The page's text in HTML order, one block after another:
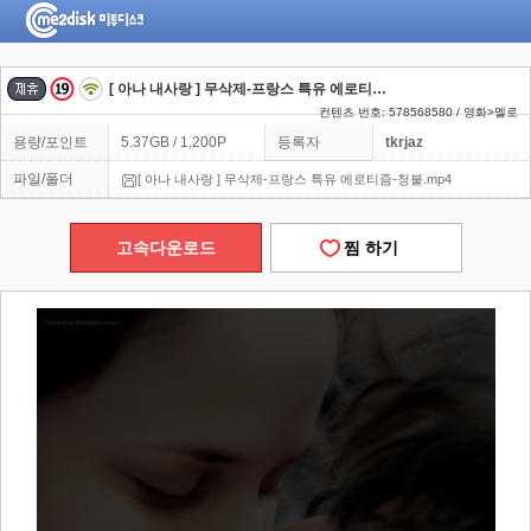
[ 아나 내사랑 ] 무삭제-프랑스 특유 에로티즘-청불
컨텐츠 번호: 578568580 / 영화>멜로
용량/포인트 5.37GB / 1,200P 등록자 tkrjaz
파일/폴더 [ 아나 내사랑 ] 무삭제-프랑스 특유 에로티즘-청불.mp4
고속다운로드 찜 하기